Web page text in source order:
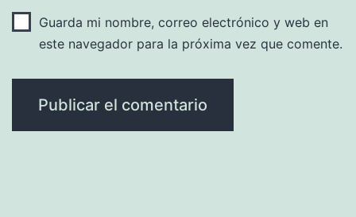
Guarda mi nombre, correo electrónico y web en
este navegador para la próxima vez que comente.